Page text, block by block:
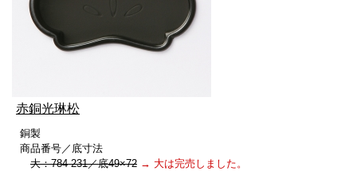
赤銅光琳松
銅製
商品番号／底寸法
大：784-231／底49×72 → 大は完売しました。